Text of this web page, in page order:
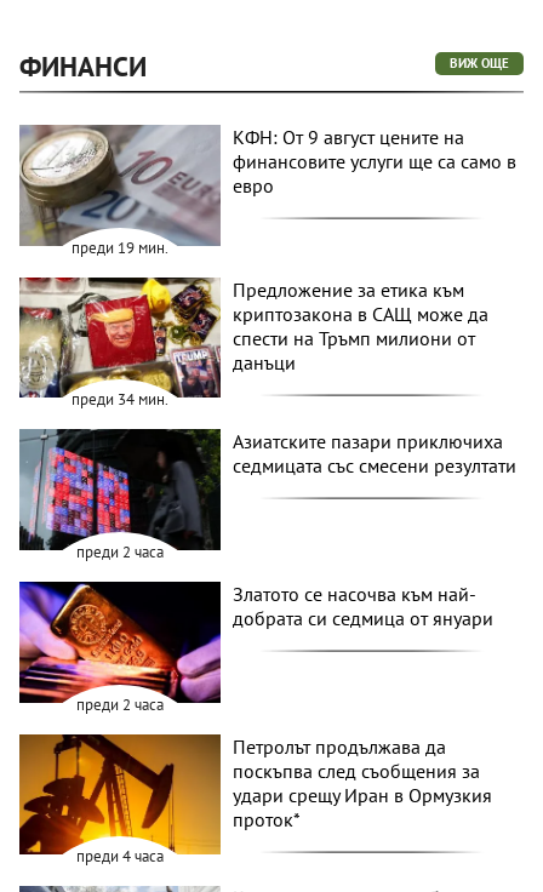
ФИНАНСИ ВИЖ ОЩЕ
преди 19 мин.
КФН: От 9 август цените на
финансовите услуги ще са само в
евро
преди 34 мин.
Предложение за етика към
криптозакона в САЩ може да
спести на Тръмп милиони от
данъци
преди 2 часа
Азиатските пазари приключиха
седмицата със смесени резултати
преди 2 часа
Златото се насочва към най-
добрата си седмица от януари
преди 4 часа
Петролът продължава да
поскъпва след съобщения за
удари срещу Иран в Ормузкия
проток*